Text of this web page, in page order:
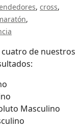
cross
de nuestros
Masculino